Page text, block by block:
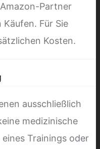
Partner
Für Sie
Kosten.
ausschließlich
medizinische
Trainings oder